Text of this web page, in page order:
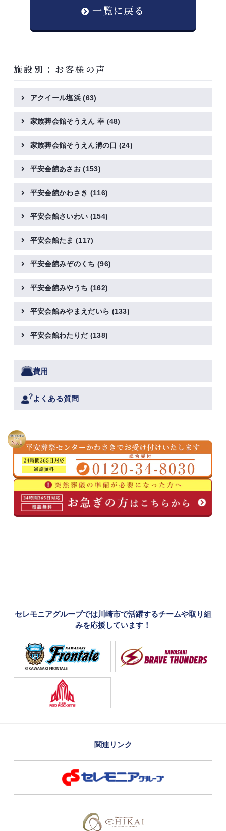
一覧に戻る
施設別：お客様の声
アクイール塩浜(63)
家族葬会館そうえん 幸 (48)
家族葬会館そうえん溝の口 (24)
平安会館あさお(153)
平安会館かわさき (116)
平安会館さいわい (154)
平安会館たま(117)
平安会館みぞのくち (96)
平安会館みやうち (162)
平安会館みやまえだいら (133)
平安会館わたりだ (138)
費用
よくある質問
セレモニアグループでは川崎市で活躍するチームや取り組
みを応援しています！
関連リンク